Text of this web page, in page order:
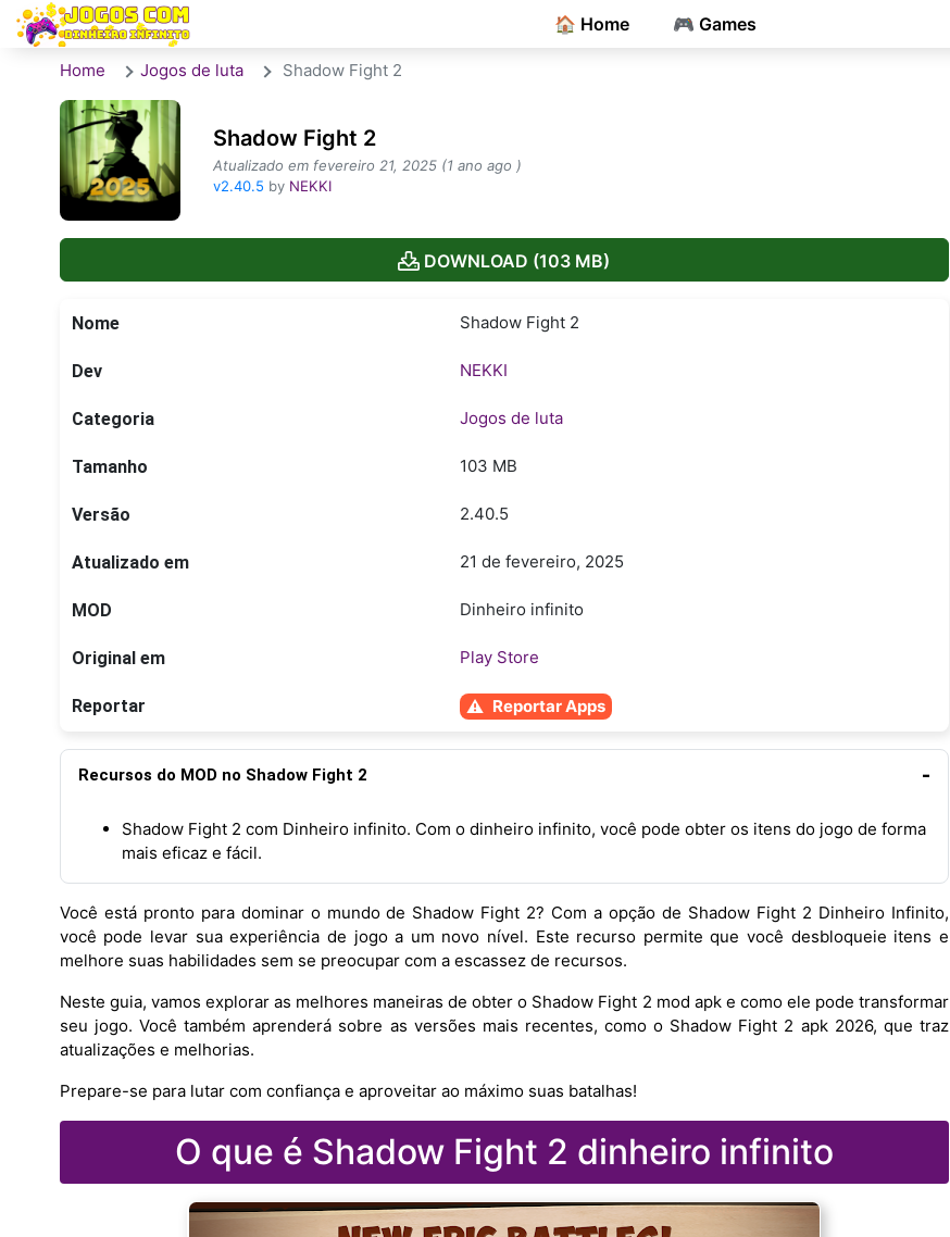
🏠 Home 🎮 Games
Home Jogos de luta Shadow Fight 2
Shadow Fight 2
Atualizado em fevereiro 21, 2025 (1 ano ago )
v2.40.5 by NEKKI
DOWNLOAD (103 MB)
Nome Shadow Fight 2
Dev NEKKI
Categoria Jogos de luta
Tamanho 103 MB
Versão 2.40.5
Atualizado em 21 de fevereiro, 2025
MOD Dinheiro infinito
Original em Play Store
Reportar Reportar Apps
Recursos do MOD no Shadow Fight 2
Shadow Fight 2 com Dinheiro infinito. Com o dinheiro infinito, você pode obter os itens do jogo de forma
mais eficaz e fácil.
Você está pronto para dominar o mundo de Shadow Fight 2? Com a opção de Shadow Fight 2 Dinheiro Infinito,
você pode levar sua experiência de jogo a um novo nível. Este recurso permite que você desbloqueie itens e
melhore suas habilidades sem se preocupar com a escassez de recursos.
Neste guia, vamos explorar as melhores maneiras de obter o Shadow Fight 2 mod apk e como ele pode transformar
seu jogo. Você também aprenderá sobre as versões mais recentes, como o Shadow Fight 2 apk 2026, que traz
atualizações e melhorias.
Prepare-se para lutar com confiança e aproveitar ao máximo suas batalhas!
O que é Shadow Fight 2 dinheiro infinito